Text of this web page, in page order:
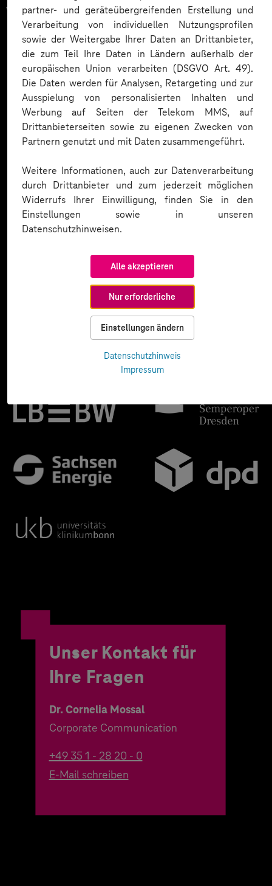
partner- und geräteübergreifenden Erstellung und
Verarbeitung von individuellen Nutzungsprofilen
sowie der Weitergabe Ihrer Daten an Drittanbieter,
die zum Teil Ihre Daten in Ländern außerhalb der
europäischen Union verarbeiten (DSGVO Art. 49).
Die Daten werden für Analysen, Retargeting und zur
Ausspielung von personalisierten Inhalten und
Werbung auf Seiten der Telekom MMS, auf
Drittanbieterseiten sowie zu eigenen Zwecken von
Partnern genutzt und mit Daten zusammengeführt.
Weitere Informationen, auch zur Datenverarbeitung
durch Drittanbieter und zum jederzeit möglichen
Widerrufs Ihrer Einwilligung, finden Sie in den
Einstellungen sowie in unseren
Datenschutzhinweisen.
Alle akzeptieren
Nur erforderliche
Einstellungen ändern
Datenschutzhinweis
Impressum
vertrauen auf unsere
Expertise. Hier eine Auswahl:
Unser Kontakt für
Ihre Fragen
Dr. Cornelia Mossal
Corporate Communication
+49 35 1 - 28 20 - 0
E-Mail schreiben